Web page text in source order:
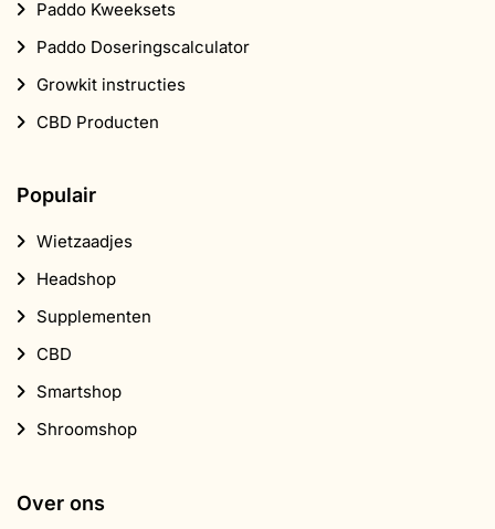
Paddo Kweeksets
Paddo Doseringscalculator
Growkit instructies
CBD Producten
Populair
Wietzaadjes
Headshop
Supplementen
CBD
Smartshop
Shroomshop
Over ons